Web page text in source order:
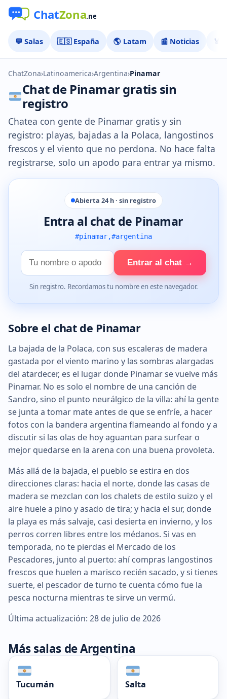
💬 Salas 🇪🇸 España 🌎 Latam 📰 Noticias 🏅
ChatZona›Latinoamerica›Argentina›Pinamar
Chat de Pinamar gratis sin
registro
Chatea con gente de Pinamar gratis y sin
registro: playas, bajadas a la Polaca, langostinos
frescos y el viento que no perdona. No hace falta
registrarse, solo un apodo para entrar ya mismo.
Abierta 24 h · sin registro
Entra al chat de Pinamar
#pinamar,#argentina
Tu
nombre
Entrar al chat →
Sin registro. Recordamos tu nombre en este navegador.
Sobre el chat de Pinamar
La bajada de la Polaca, con sus escaleras de madera
gastada por el viento marino y las sombras alargadas
del atardecer, es el lugar donde Pinamar se vuelve más
Pinamar. No es solo el nombre de una canción de
Sandro, sino el punto neurálgico de la villa: ahí la gente
se junta a tomar mate antes de que se enfríe, a hacer
fotos con la bandera argentina flameando al fondo y a
discutir si las olas de hoy aguantan para surfear o
mejor quedarse en la arena con una buena provoleta.
Más allá de la bajada, el pueblo se estira en dos
direcciones claras: hacia el norte, donde las casas de
madera se mezclan con los chalets de estilo suizo y el
aire huele a pino y asado de tira; y hacia el sur, donde
la playa es más salvaje, casi desierta en invierno, y los
perros corren libres entre los médanos. Si vas en
temporada, no te pierdas el Mercado de los
Pescadores, junto al puerto: ahí compras langostinos
frescos que huelen a marisco recién sacado, y si tienes
suerte, el pescador de turno te cuenta cómo fue la
pesca nocturna mientras te sirve un vermú.
Última actualización: 28 de julio de 2026
Más salas de Argentina
Tucumán Salta